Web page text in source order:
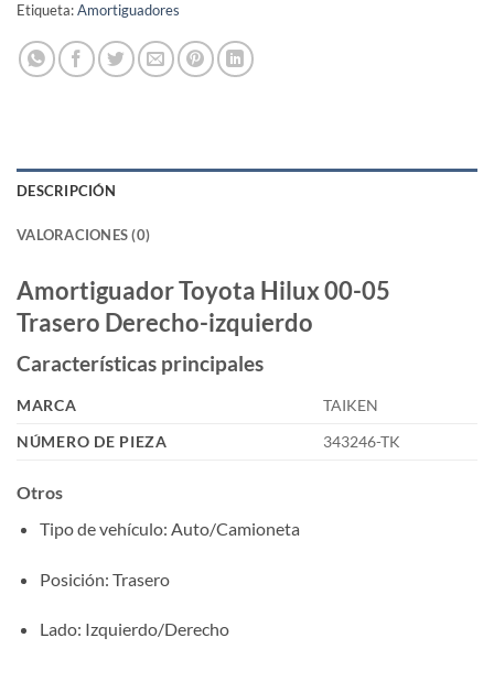
Etiqueta:Amortiguadores
DESCRIPCIÓN
VALORACIONES (0)
Amortiguador Toyota Hilux 00-05
Trasero Derecho-izquierdo
Características principales
MARCA
TAIKEN
NÚMERO DE PIEZA
343246-TK
Otros
Tipo de vehículo: Auto/Camioneta
Posición: Trasero
Lado: Izquierdo/Derecho